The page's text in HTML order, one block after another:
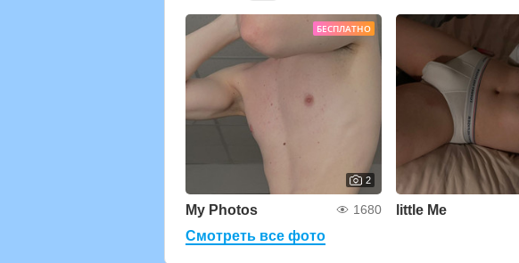
БЕСПЛАТНО
2
My Photos 1680 little Me
Смотреть все фото